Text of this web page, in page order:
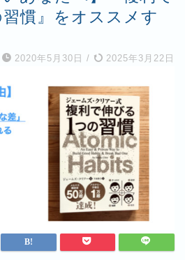
慣』をオススメす
2020年5月30日 / 2025年3月22日